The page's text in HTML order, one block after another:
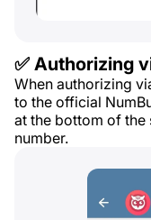
✅ Authorizing
When authorizing
to the official
at the bottom of
number.